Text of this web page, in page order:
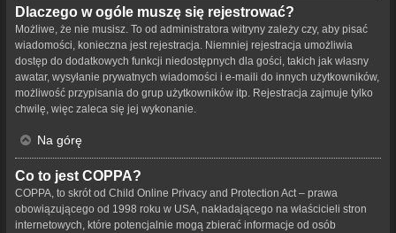
Dlaczego w ogóle muszę się rejestrować?
Możliwe, że nie musisz. To od administratora witryny zależy czy, aby pisać
wiadomości, konieczna jest rejestracja. Niemniej rejestracja umożliwia
dostęp do dodatkowych funkcji niedostępnych dla gości, takich jak własny
awatar, wysyłanie prywatnych wiadomości i e-maili do innych użytkowników,
możliwość przypisania do grup użytkowników itp. Rejestracja zajmuje tylko
chwilę, więc zaleca się jej wykonanie.
Na górę
Co to jest COPPA?
COPPA, to skrót od Child Online Privacy and Protection Act – prawa
obowiązującego od 1998 roku w USA, nakładającego na właścicieli stron
internetowych, które potencjalnie mogą zbierać informacje od osób